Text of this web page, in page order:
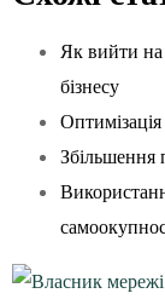
Як вийти на
бізнесу
Збільшення